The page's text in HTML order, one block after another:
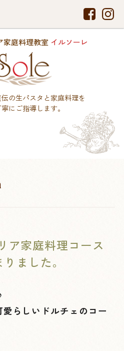
家庭料理教室 イルソーレ
の生パスタと家庭料理を
にご指導します。
ア家庭料理コース
ました。
らしいドルチェのコー